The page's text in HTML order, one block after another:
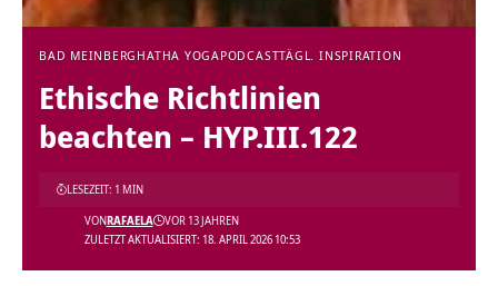
BAD MEINBERG HATHA YOGAPODCASTTÄGL. INSPIRATION
Ethische Richtlinien
beachten – HYP.III.122
ZULETZT AKTUALISIERT: 18. APRIL 2026 10:53
VONRAFAELA VOR 13 JAHREN
LESEZEIT: 1 MIN